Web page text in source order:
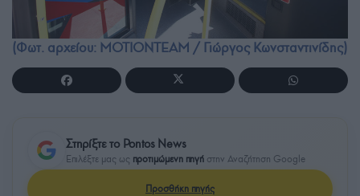
(Φωτ. αρχείου: ΜΟΤΙΟΝΤΕΑΜ / Γιώργος Κωνσταντινίδης)
Στηρίξτε το Pontos News
Επιλέξτε μας ως προτιμώμενη πηγή στην Αναζήτηση Google
Προσθήκη πηγής